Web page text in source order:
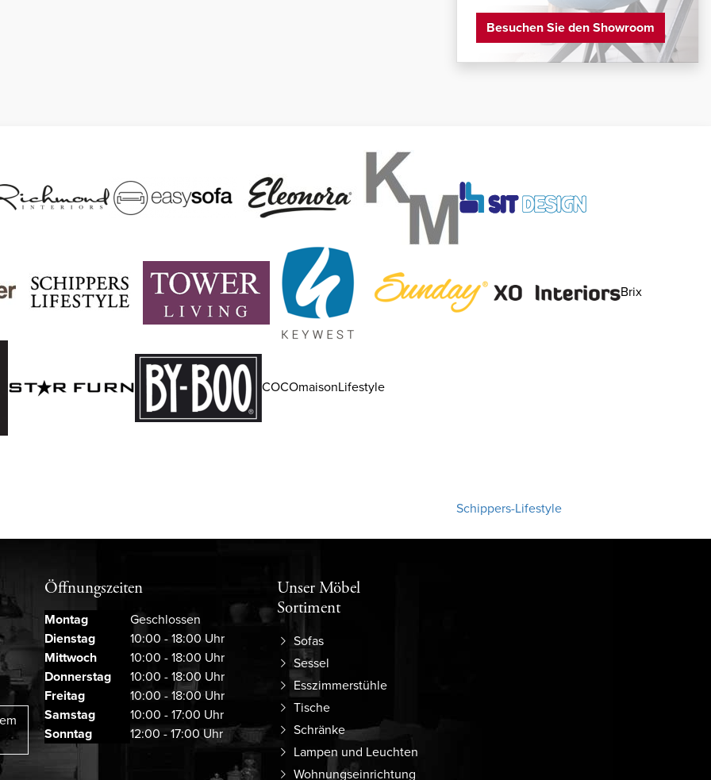
Besuchen Sie den Showroom
Brix
COCOmaisonLifestyle
Öffnungszeiten
Montag
Geschlossen
Dienstag
10:00 - 18:00 Uhr
Mittwoch
10:00 - 18:00 Uhr
Donnerstag
10:00 - 18:00 Uhr
Freitag
10:00 - 18:00 Uhr
Samstag
10:00 - 17:00 Uhr
Sonntag
12:00 - 17:00 Uhr
Unser Möbel
Sortiment
Sofas
Sessel
Esszimmerstühle
Tische
Schränke
Lampen und Leuchten
Wohnungseinrichtung
Schippers-Lifestyle